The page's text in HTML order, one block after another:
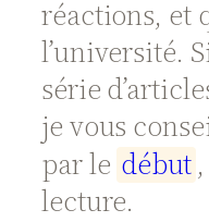
réactions, et
l’université.
série
je vous
par le début
lecture.